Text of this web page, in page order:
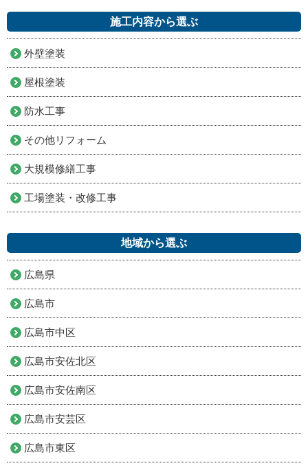
施工内容から選ぶ
外壁塗装
屋根塗装
防水工事
その他リフォーム
大規模修繕工事
工場塗装・改修工事
地域から選ぶ
広島県
広島市
広島市中区
広島市安佐北区
広島市安佐南区
広島市安芸区
広島市東区